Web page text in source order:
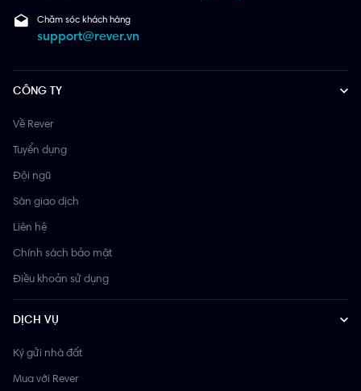
Chăm sóc khách hàng
support@rever.vn
CÔNG TY
Về Rever
Tuyển dụng
Đội ngũ
Sàn giao dịch
Liên hệ
Chính sách bảo mật
Điều khoản sử dụng
DỊCH VỤ
Ký gửi nhà đất
Mua với Rever